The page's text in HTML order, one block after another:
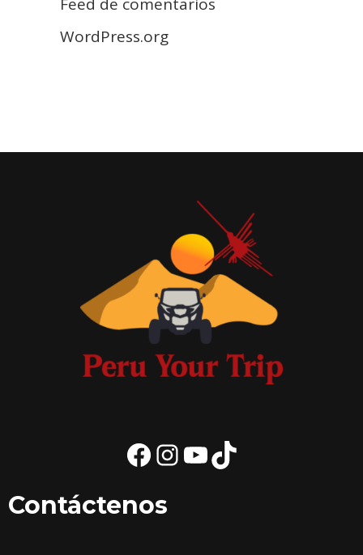
WordPress.org
FacebookInstagramYouTube
TikTok
Contáctenos